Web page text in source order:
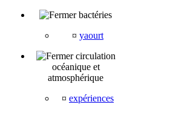
bactéries
¤ yaourt
circulation
océanique et
atmosphérique
¤ expériences